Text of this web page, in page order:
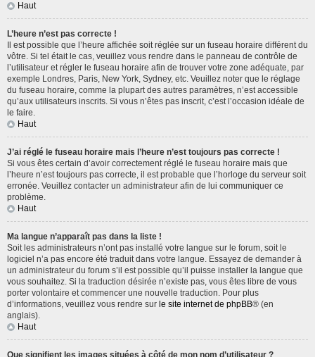
Haut
L’heure n’est pas correcte !
Il est possible que l’heure affichée soit réglée sur un fuseau horaire différent du
vôtre. Si tel était le cas, veuillez vous rendre dans le panneau de contrôle de
l’utilisateur et régler le fuseau horaire afin de trouver votre zone adéquate, par
exemple Londres, Paris, New York, Sydney, etc. Veuillez noter que le réglage
du fuseau horaire, comme la plupart des autres paramètres, n’est accessible
qu’aux utilisateurs inscrits. Si vous n’êtes pas inscrit, c’est l’occasion idéale de
le faire.
Haut
J’ai réglé le fuseau horaire mais l’heure n’est toujours pas correcte !
Si vous êtes certain d’avoir correctement réglé le fuseau horaire mais que
l’heure n’est toujours pas correcte, il est probable que l’horloge du serveur soit
erronée. Veuillez contacter un administrateur afin de lui communiquer ce
problème.
Haut
Ma langue n’apparaît pas dans la liste !
Soit les administrateurs n’ont pas installé votre langue sur le forum, soit le
logiciel n’a pas encore été traduit dans votre langue. Essayez de demander à
un administrateur du forum s’il est possible qu’il puisse installer la langue que
vous souhaitez. Si la traduction désirée n’existe pas, vous êtes libre de vous
porter volontaire et commencer une nouvelle traduction. Pour plus
d’informations, veuillez vous rendre sur le site internet de phpBB® (en
anglais).
Haut
Que signifient les images situées à côté de mon nom d’utilisateur ?